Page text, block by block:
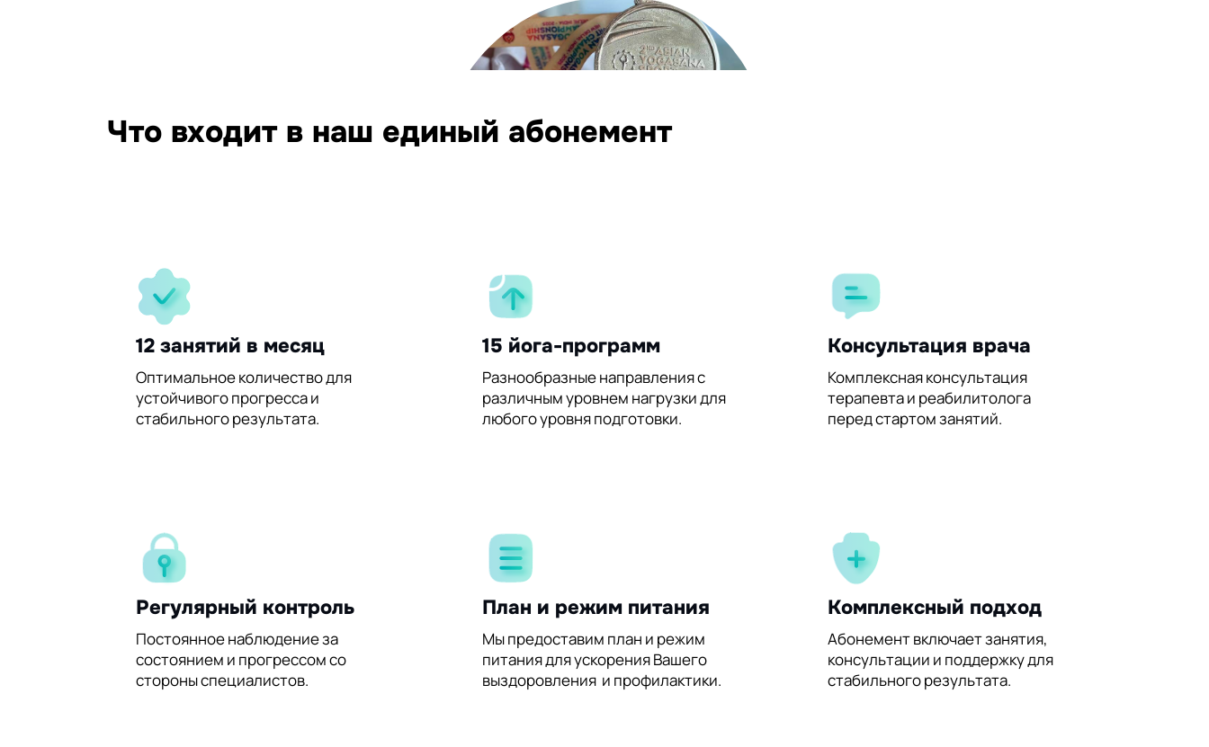
15
30%
60%
Что входит в наш единый абонемент
12 занятий в месяц
Оптимальное количество для
устойчивого прогресса и
стабильного результата.
15 йога-программ
Разнообразные направления с
различным уровнем нагрузки для
любого уровня подготовки.
Консультация врача
Комплексная консультация
терапевта и реабилитолога
перед стартом занятий.
Регулярный контроль
Постоянное наблюдение за
состоянием и прогрессом со
стороны специалистов.
План и режим питания
Мы предоставим план и режим
питания для ускорения Вашего
выздоровления и профилактики.
Комплексный подход
Абонемент включает занятия,
консультации и поддержку для
стабильного результата.